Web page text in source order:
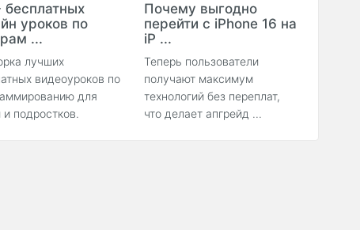
бесплатных
уроков по
...
лучших
видеоуроков по
для
и подростков.
Почему выгодно
перейти с iPhone 16 на
iP ...
Теперь пользователи
получают максимум
технологий без переплат,
что делает апгрейд ...